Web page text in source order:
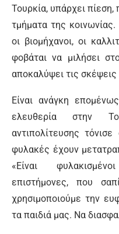
Τουρκία, υπάρχει πίεση,
τμήματα της κοινωνίας.
οι βιομήχανοι, οι
φοβάται να μιλήσει
αποκαλύψει τις σκέψεις
Είναι ανάγκη
ελευθερία στην
αντιπολίτευσης
φυλακές έχουν
«Είναι
επιστήμονες, που
χρησιμοποιούμε την
τα παιδιά μας. Να